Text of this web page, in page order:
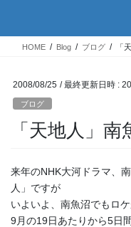
HOME Blog ブログ 「
2008/08/25 / 最終更新日時 :
ブログ
「天地人」南
来年のNHK大河ドラマ、
人」ですが
いよいよ、南魚沼でもロ
9月の19日あたりから5日